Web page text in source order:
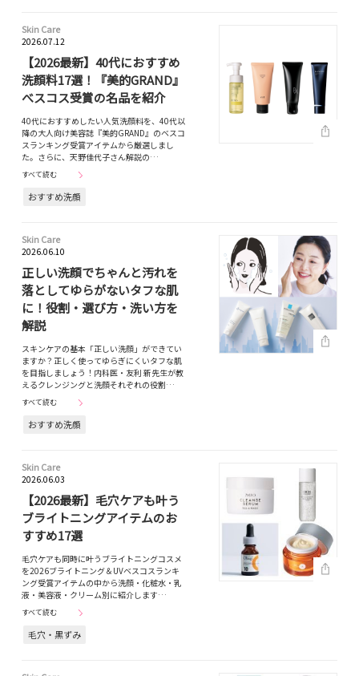
Skin Care
2026.07.12
【2026最新】40代におすすめ
洗顔料17選！『美的GRAND』
べスコス受賞の名品を紹介
40代におすすめしたい人気洗顔料を、40代以
降の大人向け美容誌『美的GRAND』のベスコ
スランキング受賞アイテムから厳選しまし
た。さらに、天野佳代子さん解説の…
すべて読む
おすすめ洗顔
Skin Care
2026.06.10
正しい洗顔でちゃんと汚れを
落としてゆらがないタフな肌
に！役割・選び方・洗い方を
解説
スキンケアの基本「正しい洗顔」ができてい
ますか？正しく使ってゆらぎにくいタフな肌
を目指しましょう！内科医・友利 新先生が教
えるクレンジングと洗顔それぞれの役割…
すべて読む
おすすめ洗顔
Skin Care
2026.06.03
【2026最新】毛穴ケアも叶う
ブライトニングアイテムのお
すすめ17選
毛穴ケアも同時に叶うブライトニングコスメ
を2026ブライトニング＆UVベスコスランキ
ング受賞アイテムの中から洗顔・化粧水・乳
液・美容液・クリーム別に紹介します…
すべて読む
毛穴・黒ずみ